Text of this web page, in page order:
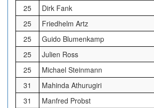
25
Dirk Fank
25
Friedhelm Artz
25
Guido Blumenkamp
25
Julien Ross
25
Michael Steinmann
31
Mahinda Athurugiri
31
Manfred Probst